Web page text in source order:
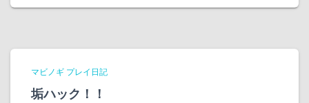
マビノギ プレイ日記
垢ハック！！